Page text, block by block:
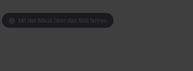
Mit der Maus über das Bild fahren